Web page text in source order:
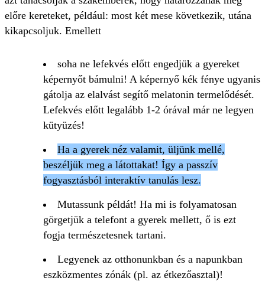
előre kereteket, például: most két mese következik, utána
kikapcsoljuk. Emellett
soha ne lefekvés előtt engedjük a gyereket
képernyőt bámulni! A képernyő kék fénye ugyanis
gátolja az elalvást segítő melatonin termelődését.
Lefekvés előtt legalább 1-2 órával már ne legyen
kütyüzés!
Ha a gyerek néz valamit, üljünk mellé,
beszéljük meg a látottakat! Így a passzív
fogyasztásból interaktív tanulás lesz.
Mutassunk példát! Ha mi is folyamatosan
görgetjük a telefont a gyerek mellett, ő is ezt
fogja természetesnek tartani.
Legyenek az otthonunkban és a napunkban
eszközmentes zónák (pl. az étkezőasztal)!